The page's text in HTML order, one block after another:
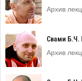
Архив
Свами Б.Ч.
Архив